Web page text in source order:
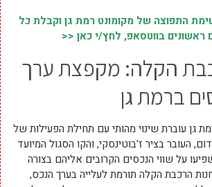
התפוצה של מקומונט רמת גן וקבלת כל
ראשונים בווטסאפ, לחץ/י כאן <<
הקלה: מקפצת ערך
ברמת גן
גן עוברת שינוי מהותי עם תחילת הפעילות של
העובר בציר ז'בוטינסקי, והקו הסגול המיועד
על שווי הנכסים הקרובים אליהם בצורה
הרכבת הקלה תורמת לעלייה בערך הנכס,